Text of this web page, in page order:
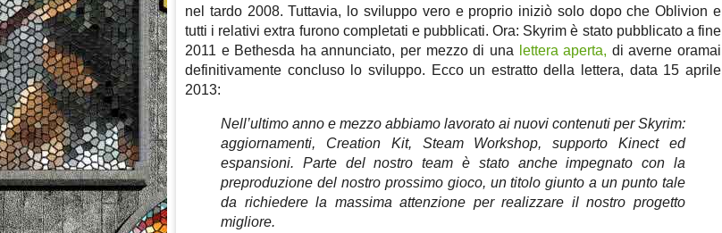
nel tardo 2008. Tuttavia, lo sviluppo vero e proprio iniziò solo dopo che Oblivion e
tutti i relativi extra furono completati e pubblicati. Ora: Skyrim è stato pubblicato a fine
2011 e Bethesda ha annunciato, per mezzo di una
lettera aperta, di averne oramai
definitivamente concluso lo sviluppo. Ecco un estratto della lettera, data 15 aprile
2013:
Nell’ultimo anno e mezzo abbiamo lavorato ai nuovi contenuti per Skyrim:
aggiornamenti, Creation Kit, Steam Workshop, supporto Kinect ed
espansioni. Parte del nostro team è stato anche impegnato con la
preproduzione del nostro prossimo gioco, un titolo giunto a un punto tale
da richiedere la massima attenzione per realizzare il nostro progetto
migliore.